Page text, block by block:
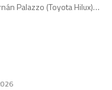
Palazzo (Toyota Hilux)…